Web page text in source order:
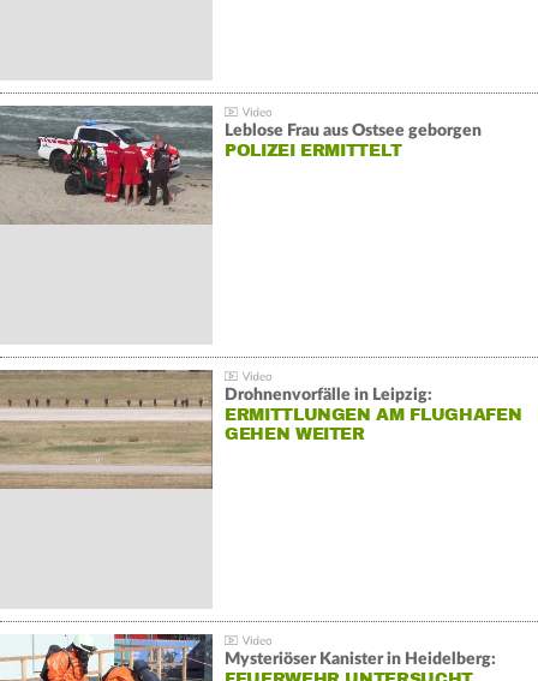
Leblose Frau aus Ostsee geborgen
POLIZEI ERMITTELT
Drohnenvorfälle in Leipzig:
ERMITTLUNGEN AM FLUGHAFEN
GEHEN WEITER
Mysteriöser Kanister in Heidelberg: